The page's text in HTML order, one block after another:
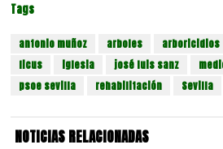
Tags
antonio muñoz arboles arboricidios
ficus
iglesia josé luis sanz
psoe sevilla
rehabilitación Sevilla
NOTICIAS RELACIONADAS